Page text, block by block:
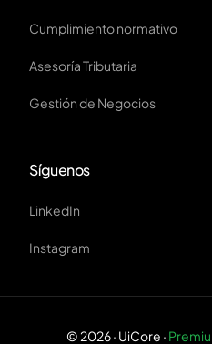
Cumplimiento normativo
Asesoría Tributaria
Gestión de Negocios
Síguenos
LinkedIn
Instagram
© 2026 · UiCore ·